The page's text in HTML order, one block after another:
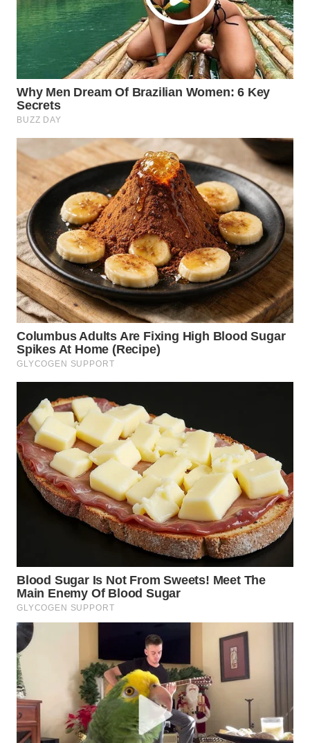
WN
PAKPAK
WN
KARAWANG
WN
BEKASI
WN
BOGOR
DEPOK
WN
TAPANULI
UTARA
WN
SAMOSIR
WN
PADANG
LAWAS
WN
SUMEDANG
WN
CIANJUR
KEPULAUAN
SERIBU
TANGERANG
WN
CIREBON